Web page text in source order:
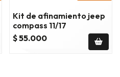
Kit de afinamiento jeep
compass 11/17
$ 55.000